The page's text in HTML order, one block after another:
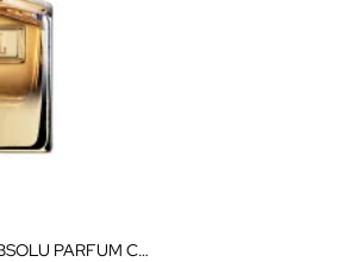
SCANDAL POUR HOMME ABSOLU PARFUM CONCENTRÉ